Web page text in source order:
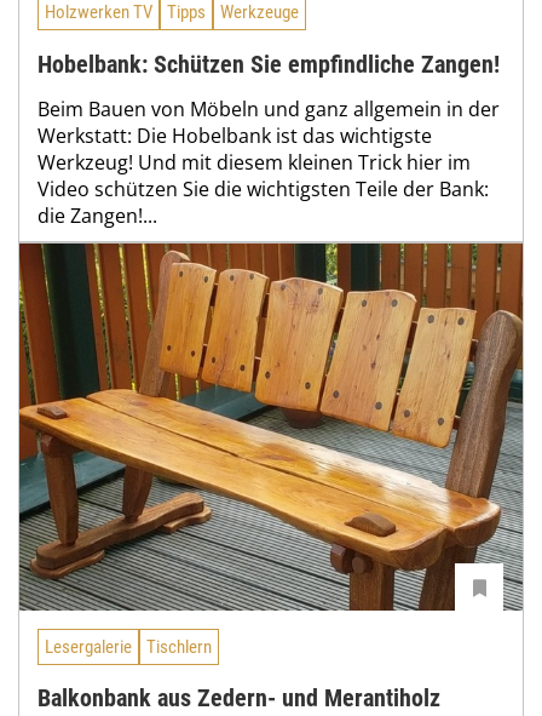
Holzwerken TV Tipps Werkzeuge
Hobelbank: Schützen Sie empfindliche Zangen!
Beim Bauen von Möbeln und ganz allgemein in der
Werkstatt: Die Hobelbank ist das wichtigste
Werkzeug! Und mit diesem kleinen Trick hier im
Video schützen Sie die wichtigsten Teile der Bank:
die Zangen!...
Lesergalerie Tischlern
Balkonbank aus Zedern- und Merantiholz